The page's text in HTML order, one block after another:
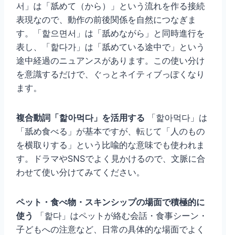
서」は「舐めて（から）」という流れを作る接続
表現なので、動作の前後関係を自然につなぎま
す。「핥으면서」は「舐めながら」と同時進行を
表し、「핥다가」は「舐めている途中で」という
途中経過のニュアンスがあります。この使い分け
を意識するだけで、ぐっとネイティブっぽくなり
ます。
複合動詞「핥아먹다」を活用する 「핥아먹다」は
「舐め食べる」が基本ですが、転じて「人のもの
を横取りする」という比喩的な意味でも使われま
す。ドラマやSNSでよく見かけるので、文脈に合
わせて使い分けてみてください。
ペット・食べ物・スキンシップの場面で積極的に
使う
「핥다」はペットが絡む会話・食事シーン・
子どもへの注意など、日常の具体的な場面でよく